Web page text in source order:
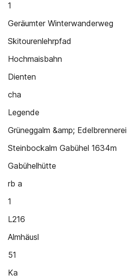
1
Geräumter Winterwanderweg
Skitourenlehrpfad
Hochmaisbahn
Dienten
cha
Legende
Grüneggalm &amp; Edelbrennerei
Steinbockalm Gabühel 1634m
Gabühelhütte
rb a
1
L216
Almhäusl
51
Ka